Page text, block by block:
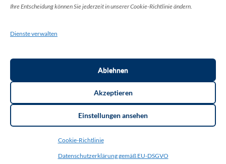
Ihre Entscheidung können Sie jederzeit in unserer Cookie-Richtlinie ändern.
Dienste verwalten
Akzeptieren
Ablehnen
Einstellungen ansehen
Cookie-Richtlinie
Datenschutzerklärung gemäß EU-DSGVO
Kaiser-Wilhelm-Platz 1
Deutschland
E-Mail: datenschutz-schulen[at]rhein-sieg-kreis.de
Education Zone Pro | entwickelt von Rara Themes.
<strong>Datenschutzerklärung gemäß EU-DSGVO (Datenschutz-